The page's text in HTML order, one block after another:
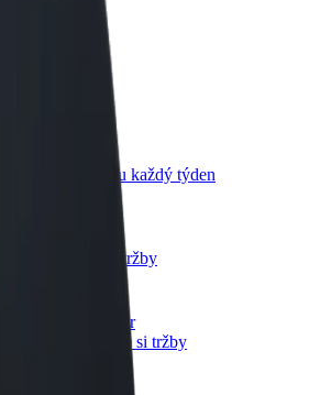
výplatu každý týden
obchod
a zvyšte si tržby
flotilový partner
k Boltu a zvyšte si tržby